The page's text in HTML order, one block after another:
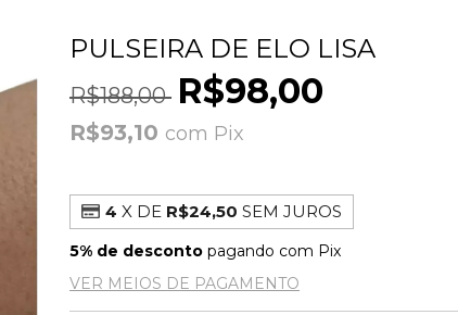
PULSEIRA DE ELO LISA
R$188,00 R$98,00
R$93,10 com Pix
4 X DE R$24,50 SEM JUROS
5% de desconto pagando com Pix
VER MEIOS DE PAGAMENTO